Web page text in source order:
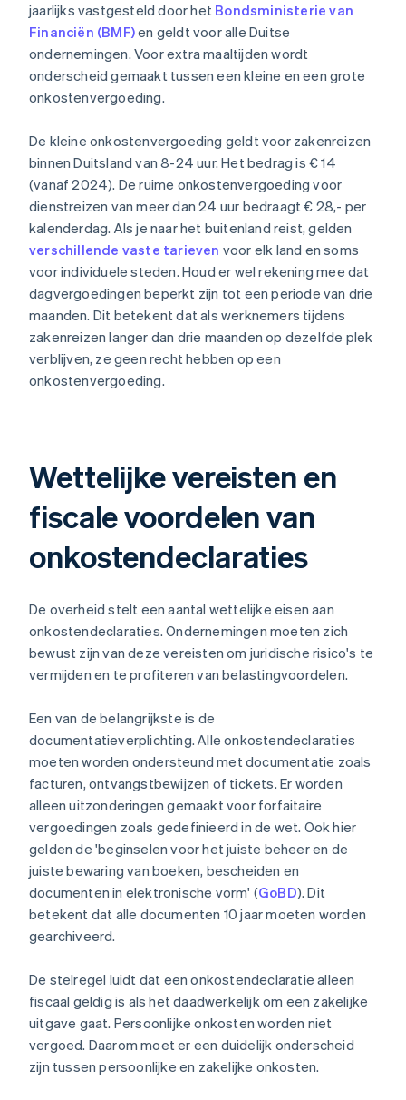
jaarlijks vastgesteld door het Bondsministerie van
Financiën (BMF)en geldt voor alle Duitse
ondernemingen. Voor extra maaltijden wordt
onderscheid gemaakt tussen een kleine en een grote
onkostenvergoeding.
De kleine onkostenvergoeding geldt voor zakenreizen
binnen Duitsland van 8-24 uur. Het bedrag is € 14
(vanaf 2024). De ruime onkostenvergoeding voor
dienstreizen van meer dan 24 uur bedraagt € 28,- per
kalenderdag. Als je naar het buitenland reist, gelden
verschillende vaste tarieven voor elk land en soms
voor individuele steden. Houd er wel rekening mee dat
dagvergoedingen beperkt zijn tot een periode van drie
maanden. Dit betekent dat als werknemers tijdens
zakenreizen langer dan drie maanden op dezelfde plek
verblijven, ze geen recht hebben op een
onkostenvergoeding.
Wettelijke vereisten en
fiscale voordelen van
onkostendeclaraties
De overheid stelt een aantal wettelijke eisen aan
onkostendeclaraties. Ondernemingen moeten zich
bewust zijn van deze vereisten om juridische risico's te
vermijden en te profiteren van belastingvoordelen.
Een van de belangrijkste is de
documentatieverplichting. Alle onkostendeclaraties
moeten worden ondersteund met documentatie zoals
facturen, ontvangstbewijzen of tickets. Er worden
alleen uitzonderingen gemaakt voor forfaitaire
vergoedingen zoals gedefinieerd in de wet. Ook hier
gelden de 'beginselen voor het juiste beheer en de
juiste bewaring van boeken, bescheiden en
documenten in elektronische vorm' (GoBD). Dit
betekent dat alle documenten 10 jaar moeten worden
gearchiveerd.
De stelregel luidt dat een onkostendeclaratie alleen
fiscaal geldig is als het daadwerkelijk om een zakelijke
uitgave gaat. Persoonlijke onkosten worden niet
vergoed. Daarom moet er een duidelijk onderscheid
zijn tussen persoonlijke en zakelijke onkosten.